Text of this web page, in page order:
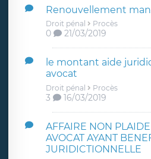
Renouvellement
Droit pénal Procès
0 21/03/2019
le montant aide
avocat
Droit pénal Procès
3 16/03/2019
AFFAIRE NON
AVOCAT AYANT
JURIDICTIONNELLE